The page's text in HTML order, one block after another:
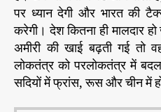
पर ध्यान देगी और भारत की
करेगी। देश कितना ही मालदार
अमीरी की खाई बढ़ती गई तो
लोकतंत्र को परलोकतंत्र में
सदियों में फ्रांस, रूस और चीन में